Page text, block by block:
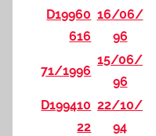
D19960
616
16/06/
96
71/1996
15/06/
96
D199410
22
22/10/
94